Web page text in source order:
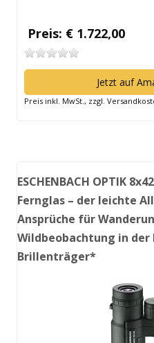
Preis: € 1.722,00
Jetzt auf
Preis inkl. MwSt., zzgl.
ESCHENBACH OPTIK
Fernglas – der leichte
Ansprüche für
Wildbeobachtung in
Brillenträger*